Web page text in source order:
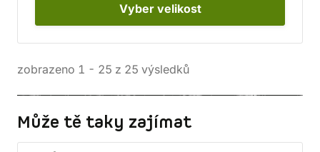
Vyber velikost
zobrazeno 1 - 25 z 25 výsledků
Může tě taky zajímat